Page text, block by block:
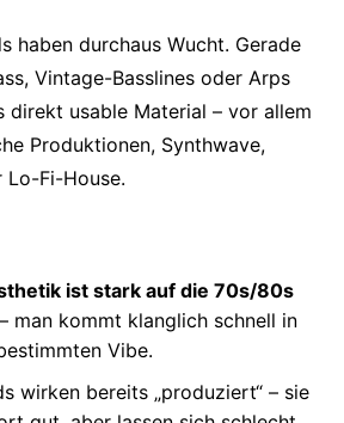
haben durchaus Wucht. Gerade
Vintage-Basslines oder Arps
direkt usable Material – vor allem
Produktionen, Synthwave,
Lo-Fi-House.
ist stark auf die 70s/80s
man kommt klanglich schnell in
Vibe.
wirken bereits „produziert“ – sie